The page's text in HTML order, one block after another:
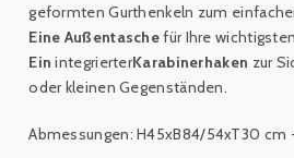
geformten Gurthenkeln zum
Eine Außentaschefür Ihre
Ein integrierterKarabinerhaken zur
oder kleinen Gegenständen.
Abmessungen: H45xB84/54xT30 cm